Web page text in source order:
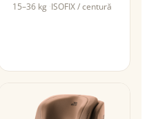
15–36 kg ISOFIX / centură